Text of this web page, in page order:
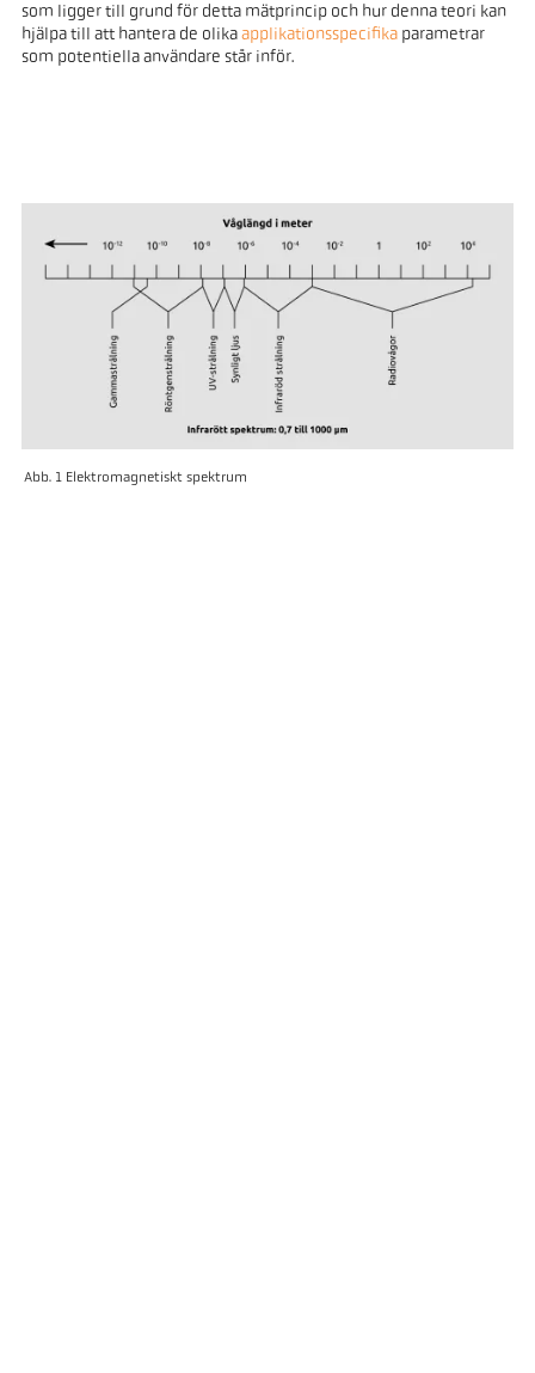
som ligger till grund för detta mätprincip och hur denna teori kan
hjälpa till att hantera de olika applikationsspecifikaparametrar
som potentiella användare står inför.
Abb. 1 Elektromagnetiskt spektrum